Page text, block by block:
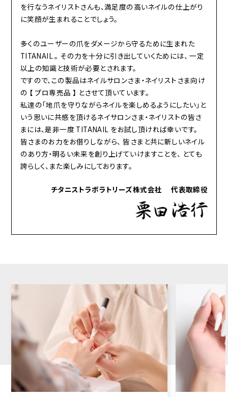
を行なうネイリストさんも、満足度の高いネイルの仕上がり
に笑顔が生まれることでしょう。
多くのユーザーの爪をダメージから守るために生まれた
TITANAIL 。 その力を十分に引き出していくためには、 一定
以上の知識と技術が必要とされます。
ですので、この製品はネイルサロンさま・ネイリストさま向け
の 【 プロ専売品 】 とさせて頂いています。
私達の「地爪を守りながらネイルを楽しめるようにしたい」と
いう思いに共感を頂けるネイサロンさま・ネイリストの皆さ
まには、是非一度 TITANAIL をお試し頂ければ幸いです。
皆さまのお力をお借りしながら、 皆さまと共に新しいネイル
のあり方・明るい未来を創り上げていけますことを、 とても
誇らしく、また楽しみにしております。
チタニストラボラトリーズ株式会社 代表取締役